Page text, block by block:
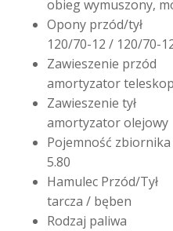
obieg wymuszony,
Opony przód/tył
120/70-12 / 120/70-
Zawieszenie przód
amortyzator
Zawieszenie tył
amortyzator olejowy
Pojemność zbiornika
5.80
Hamulec Przód/Tył
tarcza / bęben
Rodzaj paliwa